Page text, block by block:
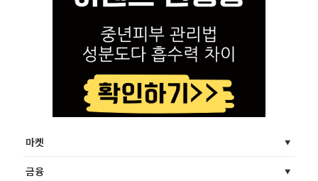
마켓
금융